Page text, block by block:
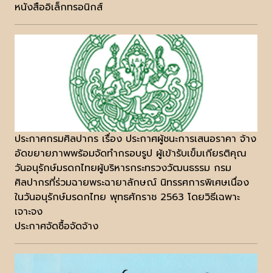
หนังสืออิเล็กทรอนิกส์
ประกาศกรมศิลปากร เรื่อง ประกาศผู้ชนะการเสนอราคา จ้าง
อัดขยายภาพพร้อมจัดทำกรอบรูป ผู้เข้ารับเข็มเกียรติคุณ
วันอนุรักษ์มรดกไทยผู้บริหารกระทรวงวัฒนธรรม กรม
ศิลปากรที่ร่วมฉายพระฉายาลักษณ์ นิทรรศการพิเศษเนื่อง
ในวันอนุรักษ์มรดกไทย พุทธศักราช 2563 โดยวิธีเฉพาะ
เจาะจง
ประกาศจัดซื้อจัดจ้าง